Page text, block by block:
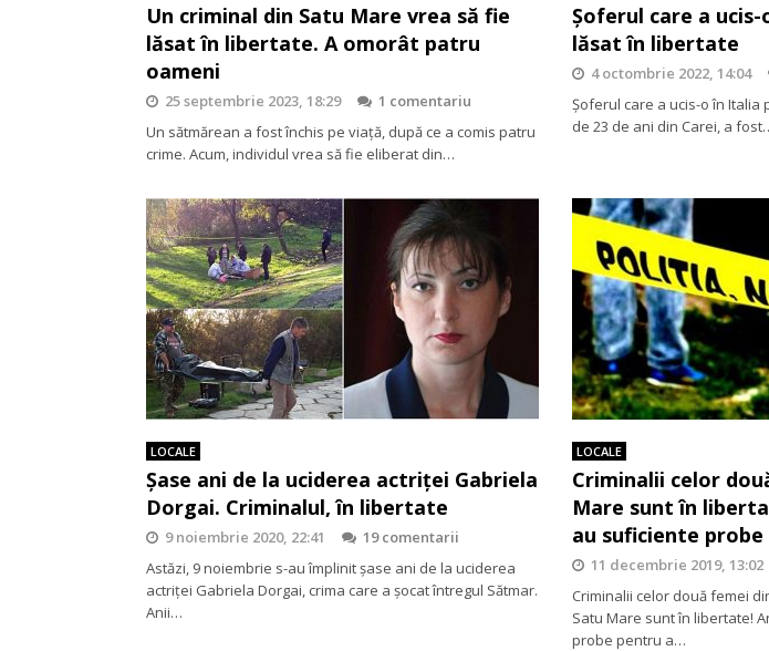
Un criminal din Satu Mare vrea să fie
lăsat în libertate. A omorât patru
oameni
25 septembrie 2023, 18:29
1 comentariu
Un sătmărean a fost închis pe viață, după ce a comis patru
crime. Acum, individul vrea să fie eliberat din…
Șoferul care a
lăsat în libertate
4 octombrie 2022, 14:04
Șoferul care a ucis-o în Italia
de 23 de ani din Carei, a
LOCALE
Șase ani de la uciderea actriței Gabriela
Dorgai. Criminalul, în libertate
9 noiembrie 2020, 22:41
19 comentarii
Astăzi, 9 noiembrie s-au împlinit șase ani de la uciderea
actriței Gabriela Dorgai, crima care a șocat întregul Sătmar.
Anii…
LOCALE
Criminalii celor
Mare sunt în
au suficiente probe
11 decembrie 2019, 13:02
Criminalii celor două femei
Satu Mare sunt în libertate!
probe pentru a…